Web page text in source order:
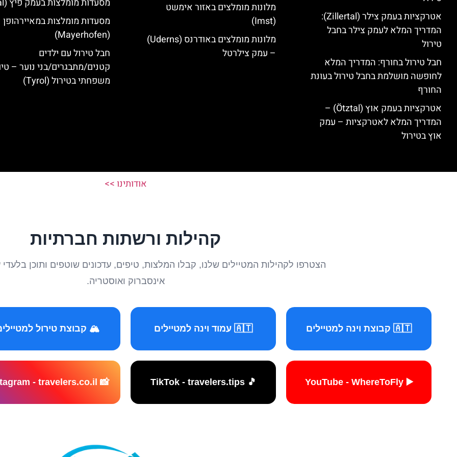
אטרקציות בעמק צילר (Zillertal):
המדריך המלא לעמק צילר בחבל
טירול
חבל טירול בחורף: המדריך המלא
לחופשה מושלמת בחבל טירול בעונת
החורף
אטרקציות בעמק אוץ (Ötztal) –
המדריך המלא לאטרקציות – עמק
אוץ בטירול
מלונות מומלצים באזור אימשט
(Imst)
מלונות מומלצים באודרנס (Uderns)
– עמק צילרטל
מסעדות מומלצות במאיירהופן
(Mayerhofen)
חבל טירול עם ילדים
קטנים/מתבגרים/בני נוער –
משפחתי בטירול (Tyrol)
אודותינו >>
קהילות ורשתות חברתיות
הצטרפו לקהילות המטיילים שלנו, קבלו המלצות, טיפים, עדכונים שוטפים ותוכן בלעדי
אינסברוק ואוסטריה.
🇦🇹 קבוצת וינה למטיילים 🇦🇹 עמוד וינה למטיילים 🏔️ קבוצת טירול
▶️ YouTube - WhereToFly
🎵 TikTok - travelers.tips
📸 Instagram - travelers.co.il